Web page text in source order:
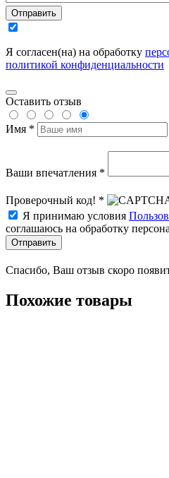
Отправить
Я согласен(на) на обработку
политикой конфиденциальности
Оставить отзыв
Имя *
Ваши впечатления *
Проверочный код! *
Я принимаю условия
соглашаюсь на обработку
Отправить
Спасибо, Ваш отзыв скоро
Похожие товары